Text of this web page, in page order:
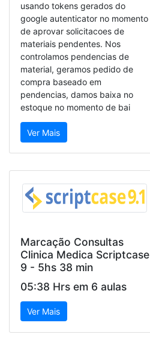
usando tokens gerados do
google autenticator no momento
de aprovar solicitacoes de
materiais pendentes. Nos
controlamos pendencias de
material, geramos pedido de
compra baseado em
pendencias, damos baixa no
estoque no momento de bai
Ver Mais
Marcação Consultas
Clinica Medica Scriptcase
9 - 5hs 38 min
05:38 Hrs em 6 aulas
Ver Mais